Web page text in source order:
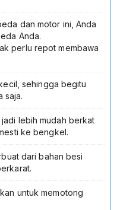
dan motor ini, Anda
Anda.
perlu repot membawa
sehingga begitu
saja.
lebih mudah berkat
ke bengkel.
dari bahan besi
untuk memotong